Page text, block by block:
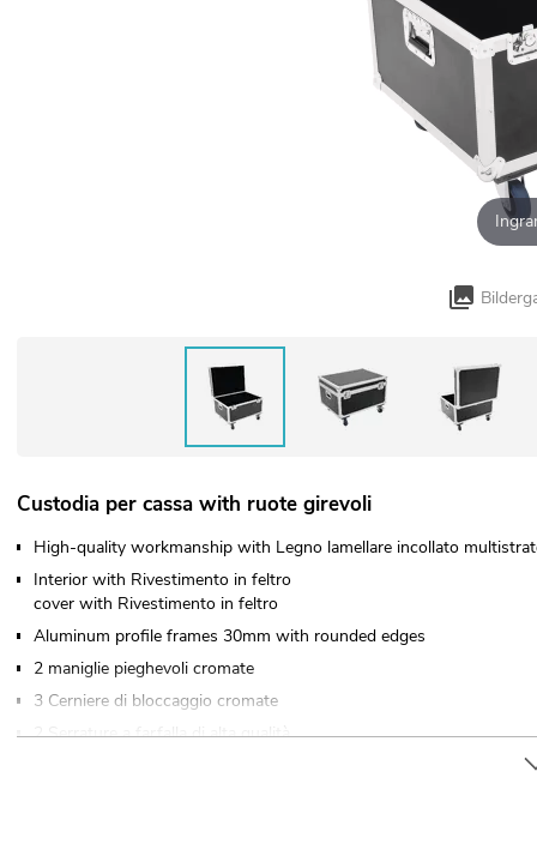
Custodia per cassa with ruote girevoli
High-quality workmanship with Legno lamellare incollato
Interior with Rivestimento in feltro
cover with Rivestimento in feltro
Aluminum profile frames 30mm with rounded edges
2 maniglie pieghevoli cromate
3 Cerniere di bloccaggio cromate
2 Serrature a farfalla di alta qualità